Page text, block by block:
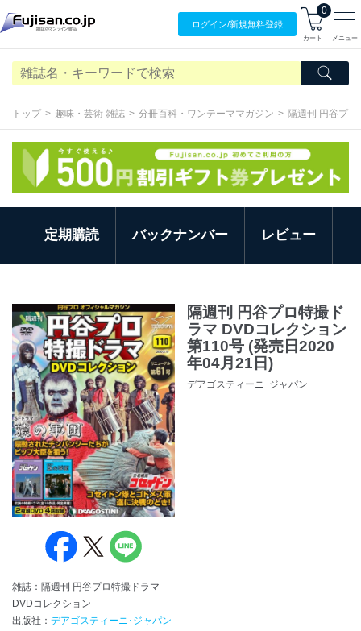
ログイン/新規無料登録
0
カート メニュー
トップ 趣味・芸術 雑誌 分冊百科・ワンテーママガジン 隔週刊 円谷プ
定期購読 バックナンバー レビュー
雑誌：隔週刊 円谷プロ特撮ドラマ
DVDコレクション
出版社： デアゴスティーニ･ジャパン
隔週刊 円谷プロ特撮ド
ラマ DVDコレクション
第110号 (発売日2020
年04月21日)
デアゴスティーニ･ジャパン